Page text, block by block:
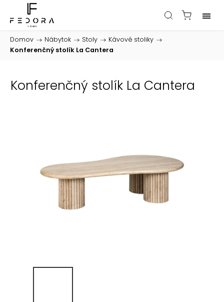
Domov / Nábytok / Stoly / Kávové stoliky /
Konferenčný stolík La Cantera
Konferenčný stolík La Cantera